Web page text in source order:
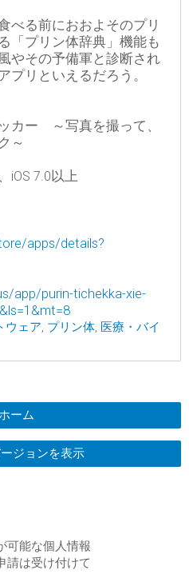
べる前におおよそのプリ
「プリン体辞典」機能も
やその予備軍と診断され
プリといえるだろう。
カー ～写真を撮って、
～
iOS 7.0以上
apps/details?
app/purin-tichekka-xie-
ウェア, プリン体, 医療・バイ
ーム
ジョンを表示
可能な個人情報
請は受け付けて